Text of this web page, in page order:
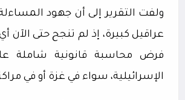
ولفت التقرير إلى أن جهود المساءلة
عراقيل كبيرة، إذ لم تنجح حتى الآن
فرض محاسبة قانونية شاملة
الإسرائيلية، سواء في غزة أو في